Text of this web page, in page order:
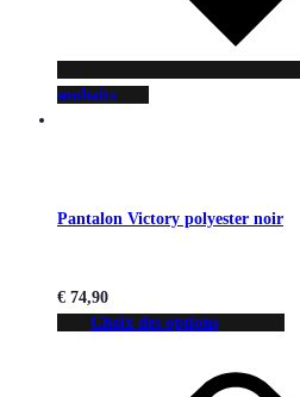
souhaits
Pantalon Victory polyester noir
€ 74,90
Choix des options